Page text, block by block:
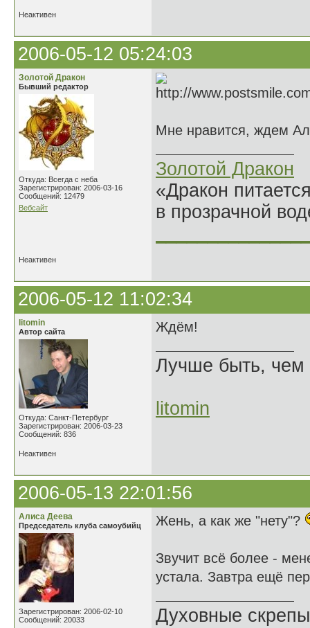
Неактивен
2006-05-12 05:24:03
Золотой Дракон
Бывший редактор
Откуда: Всегда с неба
Зарегистрирован: 2006-03-16
Сообщений: 12479
Вебсайт
Мне нравится, ждем
Золотой Дракон
«Дракон
в прозрачной
Неактивен
2006-05-12 11:02:34
litomin
Автор сайта
Откуда: Санкт-Петербург
Зарегистрирован: 2006-03-23
Сообщений: 836
Ждём!
Лучше быть, чем
litomin
Неактивен
2006-05-13 22:01:56
Алиса Деева
Председатель клуба самоубийц
Зарегистрирован: 2006-02-10
Сообщений: 20033
Жень, а как же "нету"?
Звучит всё более -
устала. Завтра ещё
Духовные